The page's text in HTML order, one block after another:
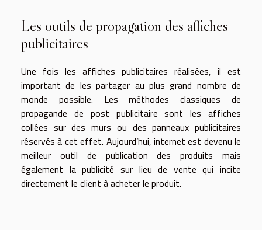
Les outils de propagation des affiches
publicitaires
Une fois les affiches publicitaires réalisées, il est
important de les partager au plus grand nombre de
monde possible. Les méthodes classiques de
propagande de post publicitaire sont les affiches
collées sur des murs ou des panneaux publicitaires
réservés à cet effet. Aujourd’hui, internet est devenu le
meilleur outil de publication des produits mais
également la publicité sur lieu de vente qui incite
directement le client à acheter le produit.